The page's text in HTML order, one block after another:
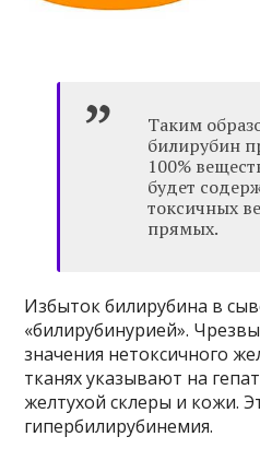
Таким
билирубин
100%
будет
токсичных
прямых.
Избыток билирубина в
«билирубинурией».
значения нетоксичного
тканях указывают на
желтухой склеры и кожи.
гипербилирубинемия.